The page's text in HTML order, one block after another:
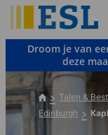
to
main
contentDroom je van
deze
Talen &
Edinburgh